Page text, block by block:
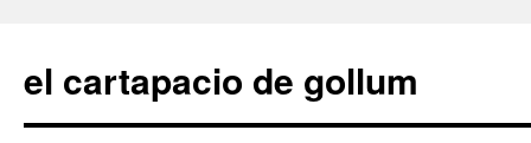
contenido
el cartapacio de gollum